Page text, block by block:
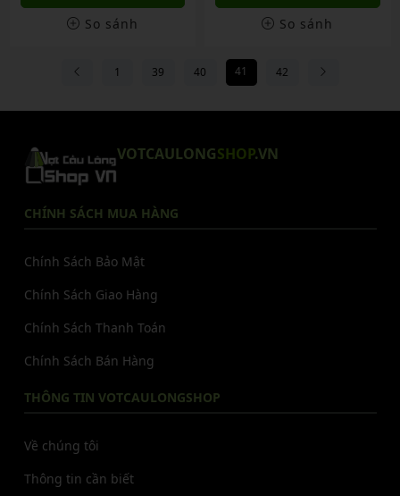
So sánh
So sánh
1 39 40 41 42
VOTCAULONGSHOP.VN
CHÍNH SÁCH MUA HÀNG
Chính Sách Bảo Mật
Chính Sách Giao Hàng
Chính Sách Thanh Toán
Chính Sách Bán Hàng
THÔNG TIN VOTCAULONGSHOP
Về chúng tôi
Thông tin cần biết